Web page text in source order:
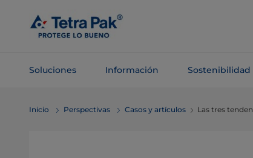
contenido
principal
Soluciones Información Sostenibilidad
navegación
Inicio Perspectivas Casos y artículos Las tres